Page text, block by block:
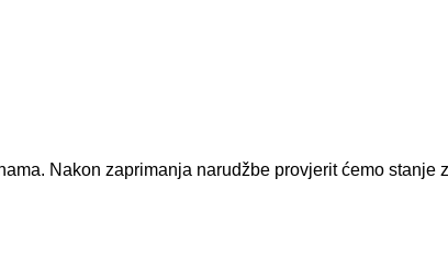
Nakon zaprimanja narudžbe provjerit ćemo